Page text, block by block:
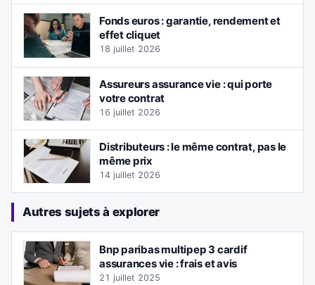
Fonds euros : garantie, rendement et
effet cliquet
18 juillet 2026
Assureurs assurance vie : qui porte
votre contrat
16 juillet 2026
Distributeurs : le même contrat, pas le
même prix
14 juillet 2026
Autres sujets à explorer
Bnp paribas multipep 3 cardif
assurances vie : frais et avis
21 juillet 2025